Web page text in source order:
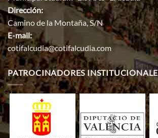
Dirección:
Camino de la Montaña, S/N
E-mail:
cotifalcudia@cotifalcudia.com
PATROCINADORES